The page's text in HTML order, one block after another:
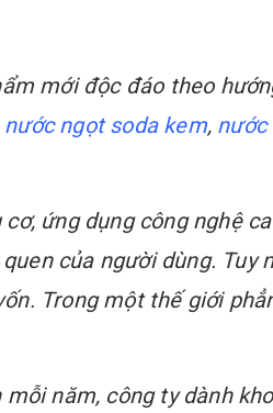
mới độc đáo theo
nước ngọt soda kem, nước
ứng dụng công nghệ
của người dùng. Tuy
Trong một thế giới
năm, công ty dành